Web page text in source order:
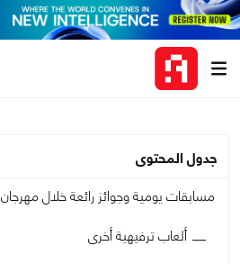
جدول المحتوى
مسابقات يومية وجوائز رائعة خلال مهرجان Insomnia 2023
ألعاب ترفيهية أخرى